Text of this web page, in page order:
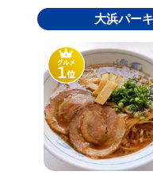
大浜パー